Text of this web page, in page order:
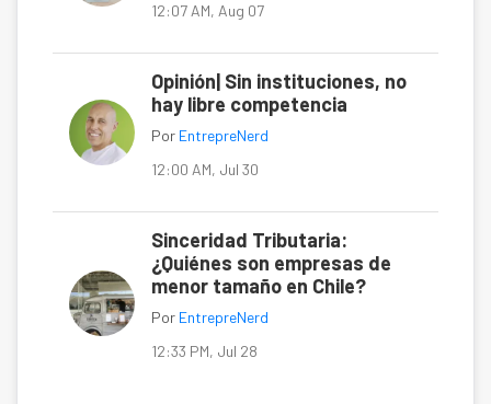
12:07 AM, Aug 07
Opinión| Sin instituciones, no
hay libre competencia
Por EntrepreNerd
12:00 AM, Jul 30
Sinceridad Tributaria:
¿Quiénes son empresas de
menor tamaño en Chile?
Por EntrepreNerd
12:33 PM, Jul 28